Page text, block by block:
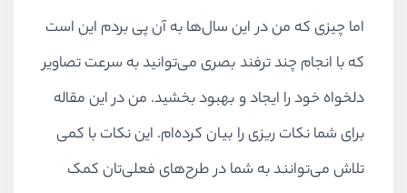
اما چیزی که من در این سال‌ها به آن پی بردم این است
که با انجام چند ترفند بصری می‌توانید به سرعت تصاویر
دلخواه خود را ایجاد و بهبود بخشید. من در این مقاله
برای شما نکات ریزی را بیان کرده‌ام. این نکات با کمی
تلاش می‌توانند به شما در طرح‌های فعلی‌تان کمک